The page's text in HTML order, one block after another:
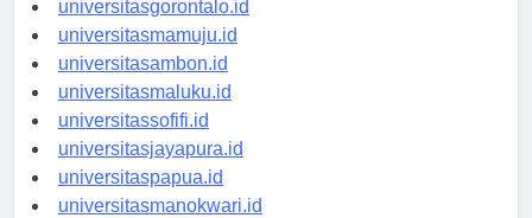
universitasgorontalo.id
universitasmamuju.id
universitasambon.id
universitasmaluku.id
universitassofifi.id
universitasjayapura.id
universitaspapua.id
universitasmanokwari.id